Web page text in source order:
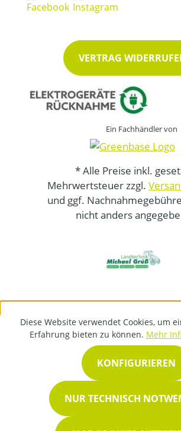
VERTRAG
Ein Fachhändler von
* Alle Preise inkl.
Mehrwertsteuer zzgl.
und ggf.
nicht anders
Diese Website verwendet Cookies, um
Erfahrung bieten zu können. Mehr
NUR TECHNISCH
KONFIGURIEREN